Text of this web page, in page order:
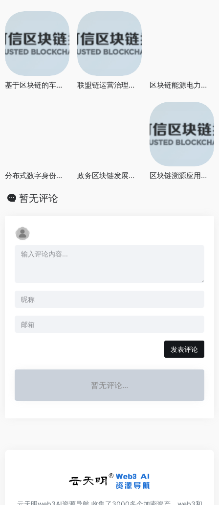
基于区块链的车联网数据共享白皮书（2021年） 联盟链运营治理框架2022 区块链能源电力行业应用实践报告2022
分布式数字身份产业联盟（DIDA）白皮书 政务区块链发展白皮书（2020年） 区块链溯源应用指南2020
暂无评论
发表评论
暂无评论...